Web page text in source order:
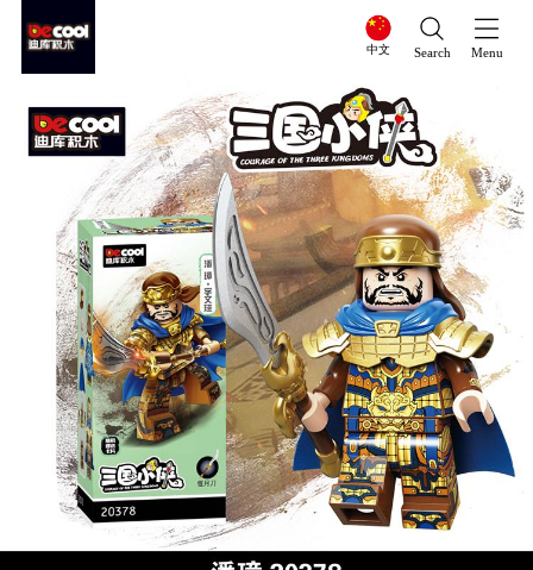
中文 Search Menu